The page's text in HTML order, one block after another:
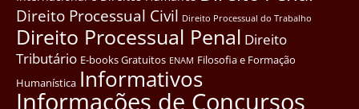
Direito Processual Civil Direito Processual do Trabalho
Direito Processual Penal Direito
Tributário E-books Gratuitos ENAM Filosofia e Formação
Humanística Informativos
Informações de Concursos